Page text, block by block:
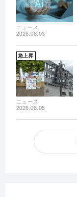
ニュース
2026.08.03
急上昇
ニュース
2026.08.05